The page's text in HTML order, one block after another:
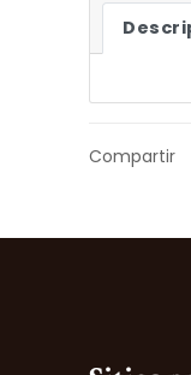
Compartir